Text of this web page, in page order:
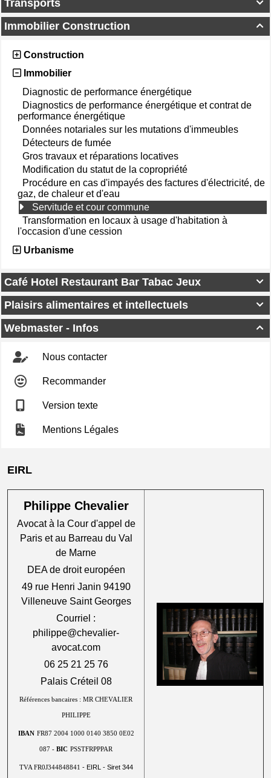

Transports

Immobilier Construction
Construction
Immobilier
Diagnostic de performance énergétique
Diagnostics de performance énergétique et contrat de
performance énergétique
Données notariales sur les mutations d'immeubles
Détecteurs de fumée
Gros travaux et réparations locatives
Modification du statut de la copropriété
Procédure en cas d'impayés des factures d'électricité, de
gaz, de chaleur et d'eau
Servitude et cour commune
Transformation en locaux à usage d'habitation à
l'occasion d'une cession
Urbanisme

Café Hotel Restaurant Bar Tabac Jeux

Plaisirs alimentaires et intellectuels

Webmaster - Infos
Nous contacter
Recommander
Version texte
Mentions Légales
EIRL
Philippe Chevalier
Avocat à la Cour d'appel de
Paris et au Barreau du Val
de Marne
DEA de droit européen
49 rue Henri Janin 94190
Villeneuve Saint Georges
Courriel :
philippe@chevalier-
avocat.com
06 25 21 25 76
Palais Créteil 08
Références bancaires : MR CHEVALIER
PHILIPPE
IBAN FR87 2004 1000 0140 3850 0E02
087 - BIC PSSTFRPPPAR
TVA FR0J344848841 - EIRL - Siret 344